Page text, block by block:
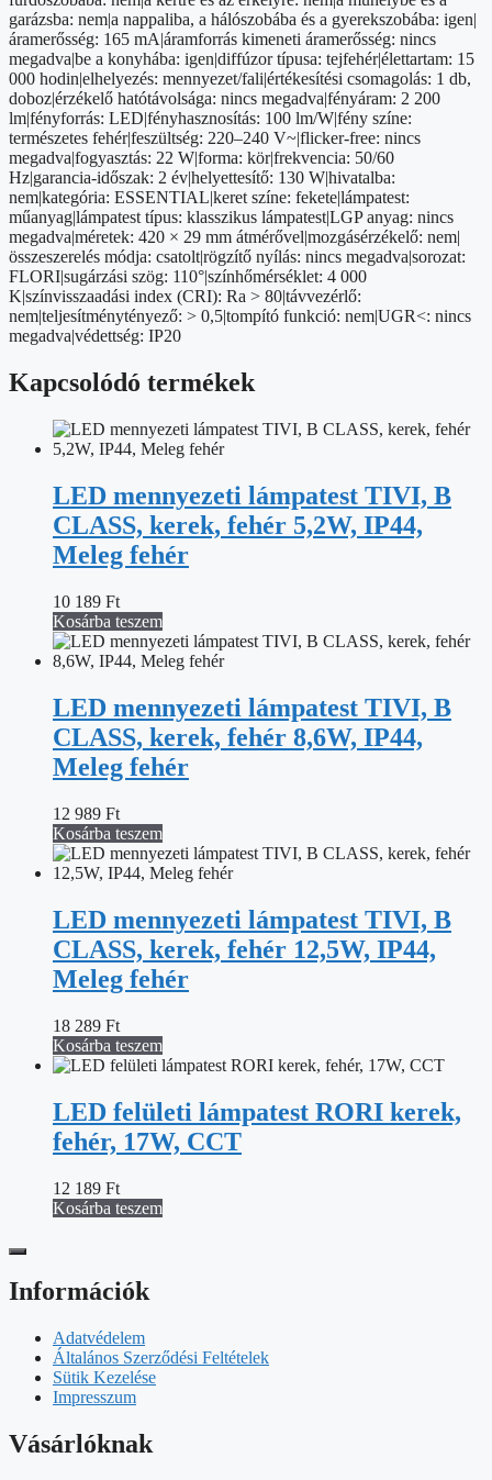
garázsba: nem|a nappaliba, a hálószobába és a gyerekszobába: igen|
áramerősség: 165 mA|áramforrás kimeneti áramerősség: nincs
megadva|be a konyhába: igen|diffúzor típusa: tejfehér|élettartam: 15
000 hodin|elhelyezés: mennyezet/fali|értékesítési csomagolás: 1 db,
doboz|érzékelő hatótávolsága: nincs megadva|fényáram: 2 200
lm|fényforrás: LED|fényhasznosítás: 100 lm/W|fény színe:
természetes fehér|feszültség: 220–240 V~|flicker-free: nincs
megadva|fogyasztás: 22 W|forma: kör|frekvencia: 50/60
Hz|garancia-időszak: 2 év|helyettesítő: 130 W|hivatalba:
nem|kategória: ESSENTIAL|keret színe: fekete|lámpatest:
műanyag|lámpatest típus: klasszikus lámpatest|LGP anyag: nincs
megadva|méretek: 420 × 29 mm átmérővel|mozgásérzékelő: nem|
összeszerelés módja: csatolt|rögzítő nyílás: nincs megadva|sorozat:
FLORI|sugárzási szög: 110°|színhőmérséklet: 4 000
K|színvisszaadási index (CRI): Ra > 80|távvezérlő:
nem|teljesítménytényező: > 0,5|tompító funkció: nem|UGR<: nincs
megadva|védettség: IP20
Kapcsolódó termékek
LED mennyezeti lámpatest TIVI, B
CLASS, kerek, fehér 5,2W, IP44,
Meleg fehér
10 189 Ft
Kosárba teszem
LED mennyezeti lámpatest TIVI, B
CLASS, kerek, fehér 8,6W, IP44,
Meleg fehér
12 989 Ft
Kosárba teszem
LED mennyezeti lámpatest TIVI, B
CLASS, kerek, fehér 12,5W, IP44,
Meleg fehér
18 289 Ft
Kosárba teszem
LED felületi lámpatest RORI kerek,
fehér, 17W, CCT
12 189 Ft
Kosárba teszem
Információk
Adatvédelem
Általános Szerződési Feltételek
Sütik Kezelése
Impresszum
Vásárlóknak